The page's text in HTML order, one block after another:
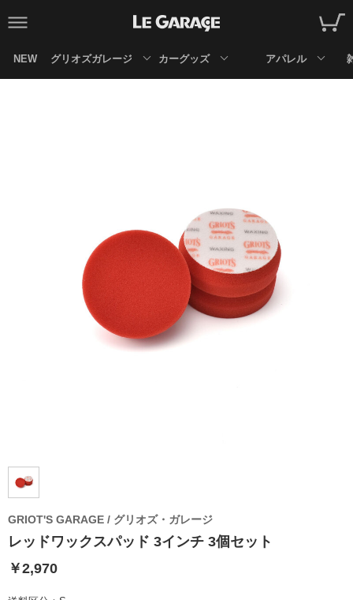
NEW グリオズガレージ カーグッズ アパレル
GRIOT'S GARAGE / グリオズ・ガレージ
レッドワックスパッド 3インチ 3個セット
￥2,970